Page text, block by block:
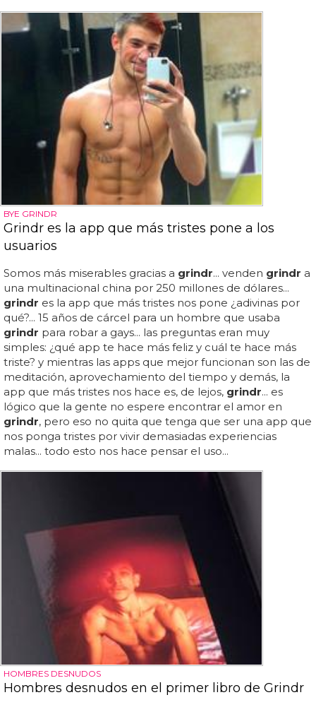
BYE GRINDR
Grindr es la app que más tristes pone a los
usuarios
Somos más miserables gracias a grindr... venden grindr a
una multinacional china por 250 millones de dólares...
grindr es la app que más tristes nos pone ¿adivinas por
qué?... 15 años de cárcel para un hombre que usaba
grindr para robar a gays... las preguntas eran muy
simples: ¿qué app te hace más feliz y cuál te hace más
triste? y mientras las apps que mejor funcionan son las de
meditación, aprovechamiento del tiempo y demás, la
app que más tristes nos hace es, de lejos, grindr... es
lógico que la gente no espere encontrar el amor en
grindr, pero eso no quita que tenga que ser una app que
nos ponga tristes por vivir demasiadas experiencias
malas... todo esto nos hace pensar el uso...
HOMBRES DESNUDOS
Hombres desnudos en el primer libro de Grindr